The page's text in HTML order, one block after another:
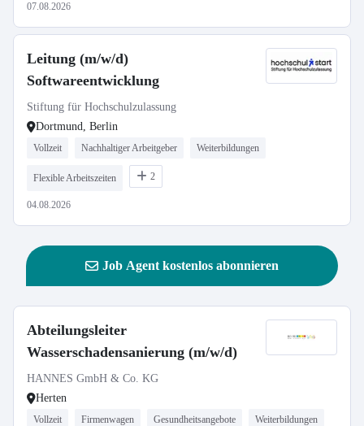
07.08.2026
Leitung (m/w/d)
Softwareentwicklung
Stiftung für Hochschulzulassung
Dortmund, Berlin
Vollzeit Nachhaltiger Arbeitgeber Weiterbildungen
Flexible Arbeitszeiten 2
04.08.2026
Job Agent kostenlos abonnieren
Abteilungsleiter
Wasserschadensanierung (m/w/d)
HANNES GmbH & Co. KG
Herten
Vollzeit Firmenwagen Gesundheitsangebote Weiterbildungen